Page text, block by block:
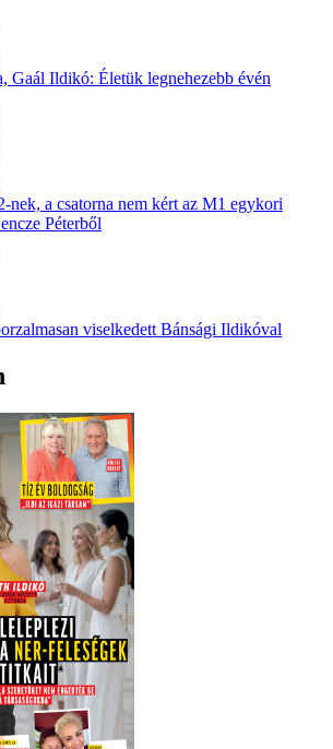
Gaál Ildikó: Életük legnehezebb évén
nek, a csatorna nem kért az M1 egykori
Péterből
viselkedett Bánsági Ildikóval